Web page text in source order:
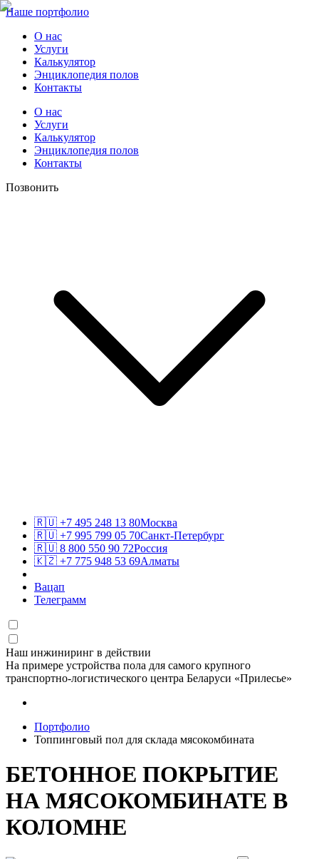
Наше портфолио
О нас
Услуги
Калькулятор
Энциклопедия полов
Контакты
О нас
Услуги
Калькулятор
Энциклопедия полов
Контакты
Позвонить
🇷🇺 +7 495 248 13 80Москва
🇷🇺 +7 995 799 05 70Санкт-Петербург
🇷🇺 8 800 550 90 72Россия
🇰🇿 +7 775 948 53 69Алматы
Вацап
Телеграмм
Наш инжиниринг в действии
На примере устройства пола для самого крупного
транспортно-логистического центра Беларуси «Прилесье»
Портфолио
Топпинговый пол для склада мясокомбината
БЕТОННОЕ ПОКРЫТИЕ
НА МЯСОКОМБИНАТЕ В
КОЛОМНЕ